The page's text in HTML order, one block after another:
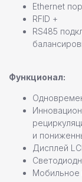
Ethernet
RFID +
RS485
Функционал:
и
Дисплей
Мобильное